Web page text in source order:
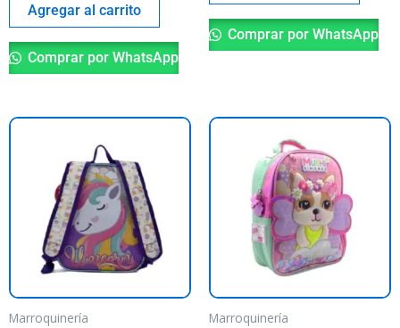
Agregar al carrito
Comprar por WhatsApp
Comprar por WhatsApp
Marroquinería Marroquinería